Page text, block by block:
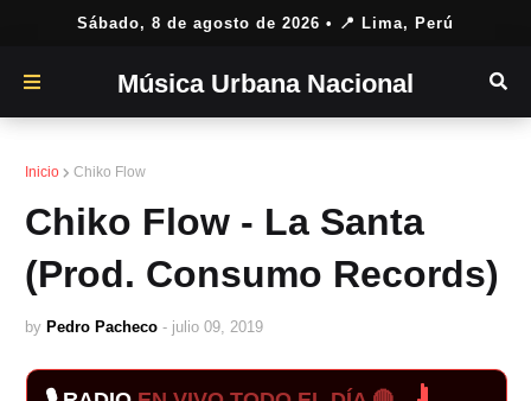
Sábado, 8 de agosto de 2026 • 📍 Lima, Perú
Música Urbana Nacional
Inicio Chiko Flow
Chiko Flow - La Santa
(Prod. Consumo Records)
by Pedro Pacheco - julio 09, 2019